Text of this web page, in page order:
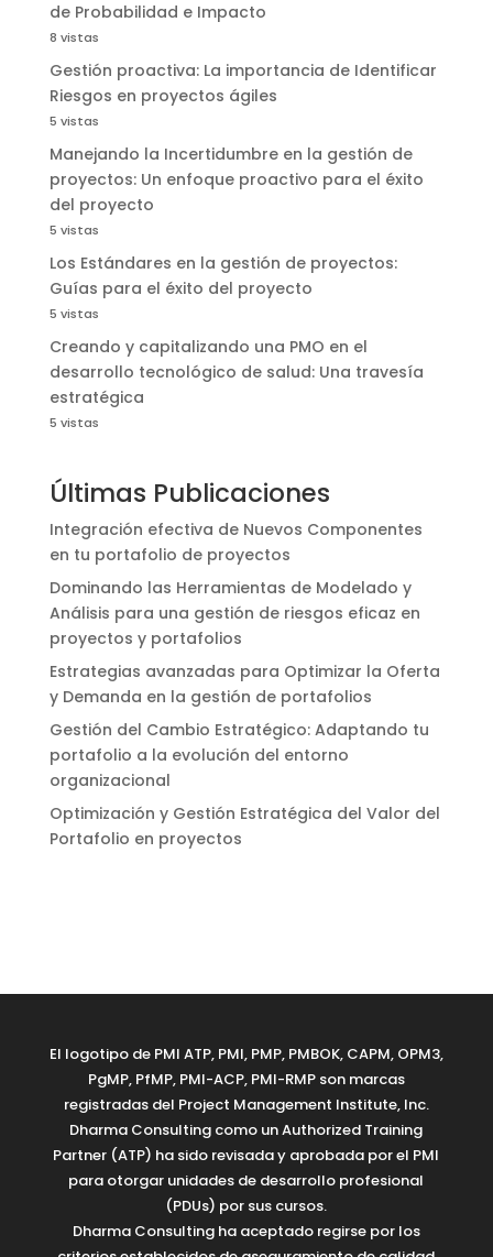
de Probabilidad e Impacto
8 vistas
Gestión proactiva: La importancia de Identificar
Riesgos en proyectos ágiles
5 vistas
Manejando la Incertidumbre en la gestión de
proyectos: Un enfoque proactivo para el éxito
del proyecto
5 vistas
Los Estándares en la gestión de proyectos:
Guías para el éxito del proyecto
5 vistas
Creando y capitalizando una PMO en el
desarrollo tecnológico de salud: Una travesía
estratégica
5 vistas
Últimas Publicaciones
Integración efectiva de Nuevos Componentes
en tu portafolio de proyectos
Dominando las Herramientas de Modelado y
Análisis para una gestión de riesgos eficaz en
proyectos y portafolios
Estrategias avanzadas para Optimizar la Oferta
y Demanda en la gestión de portafolios
Gestión del Cambio Estratégico: Adaptando tu
portafolio a la evolución del entorno
organizacional
Optimización y Gestión Estratégica del Valor del
Portafolio en proyectos
El logotipo de PMI ATP, PMI, PMP, PMBOK, CAPM, OPM3,
PgMP, PfMP, PMI-ACP, PMI-RMP son marcas
registradas del Project Management Institute, Inc.
Dharma Consulting como un Authorized Training
Partner (ATP) ha sido revisada y aprobada por el PMI
para otorgar unidades de desarrollo profesional
(PDUs) por sus cursos.
Dharma Consulting ha aceptado regirse por los